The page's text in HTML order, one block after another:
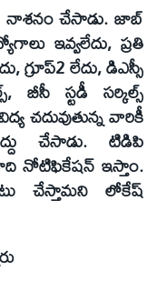
నాశనం చేసాడు. జాబ్
ఇవ్వలేదు, ప్రతి
గ్రూప్2 లేదు, డిఎస్సీ
బీసీ స్టడీ సర్కిల్స్
చదువుతున్న వారికీ
చేసాడు. టిడిపి
నోటిఫికేషన్ ఇస్తాం.
చేస్తామని లోకేష్